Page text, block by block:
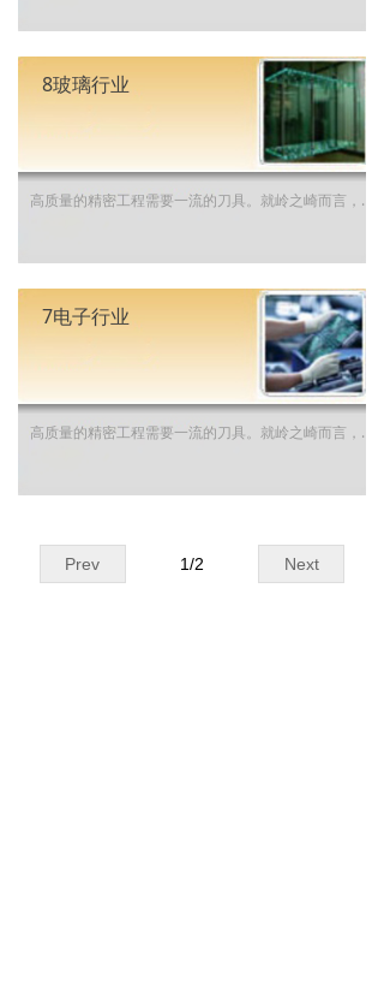
8玻璃行业
高质量的精密工程需要一流的刀具。就岭之崎而言，我们了解玻璃行业的各种特殊挑战，而我们的专业经验能够使您的生产在这个竞争激烈的细分市场中保持领先优势。 发现岭之崎的玻璃加工解决方案。
7电子行业
高质量的精密工程需要一流的刀具。就岭之崎而言，我们了解电子行业的各种特殊挑战，而我们的专业经验能够使您的生产在这个竞争激烈的细分市场中保持领先优势。 发现岭之崎的电子加工解决方案。
Prev Next
1/2